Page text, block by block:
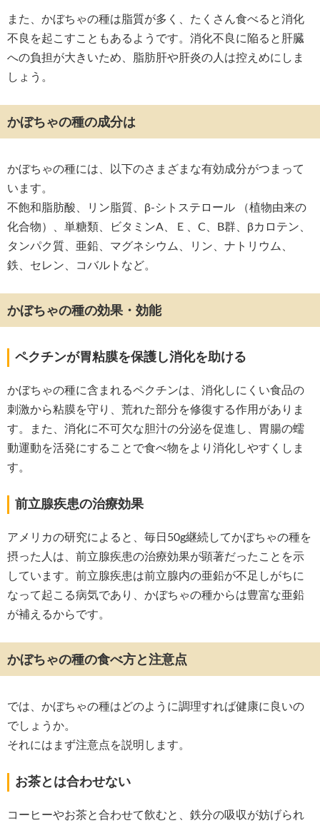
また、かぼちゃの種は脂質が多く、たくさん食べると消化
不良を起こすこともあるようです。消化不良に陥ると肝臓
への負担が大きいため、脂肪肝や肝炎の人は控えめにしま
しょう。
かぼちゃの種の成分は
かぼちゃの種には、以下のさまざまな有効成分がつまって
います。
不飽和脂肪酸、リン脂質、β-シトステロール （植物由来の
化合物）、単糖類、ビタミンA、Ｅ、C、B群、βカロテン、
タンパク質、亜鉛、マグネシウム、リン、ナトリウム、
鉄、セレン、コバルトなど。
かぼちゃの種の効果・効能
ペクチンが胃粘膜を保護し消化を助ける
かぼちゃの種に含まれるペクチンは、消化しにくい食品の
刺激から粘膜を守り、荒れた部分を修復する作用がありま
す。また、消化に不可欠な胆汁の分泌を促進し、胃腸の蠕
動運動を活発にすることで食べ物をより消化しやすくしま
す。
前立腺疾患の治療効果
アメリカの研究によると、毎日50g継続してかぼちゃの種を
摂った人は、前立腺疾患の治療効果が顕著だったことを示
しています。前立腺疾患は前立腺内の亜鉛が不足しがちに
なって起こる病気であり、かぼちゃの種からは豊富な亜鉛
が補えるからです。
かぼちゃの種の食べ方と注意点
では、かぼちゃの種はどのように調理すれば健康に良いの
でしょうか。
それにはまず注意点を説明します。
お茶とは合わせない
コーヒーやお茶と合わせて飲むと、鉄分の吸収が妨げられ